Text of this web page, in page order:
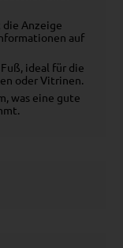
Anzeige
auf
ideal für die
oder Vitrinen.
was eine gute